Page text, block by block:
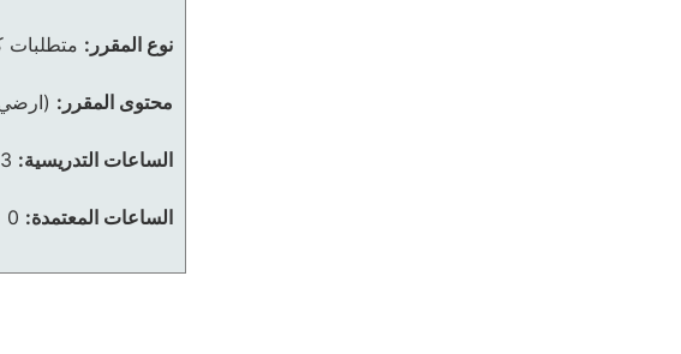
نوع المقرر: متطلبات
محتوى المقرر:
الساعات التدريسية: 3
الساعات المعتمدة: 0